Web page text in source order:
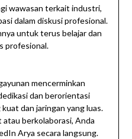
wawasan terkait industri,
dalam diskusi profesional.
untuk terus belajar dan
profesional.
mencerminkan
dan berorientasi
dan jaringan yang luas.
berkolaborasi, Anda
Arya secara langsung.